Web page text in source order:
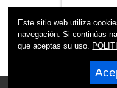
Este sitio web utiliza
navegación. Si continúas
que aceptas su uso.